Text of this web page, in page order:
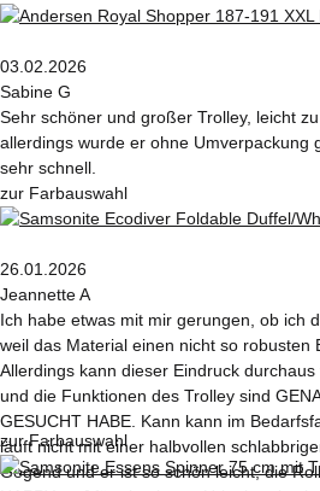
03.02.2026
Sabine G
Sehr schöner und großer Trolley, leicht
allerdings wurde er ohne Umverpackung
sehr schnell.
zur Farbauswahl
26.01.2026
Jeannette A
Ich habe etwas mit mir gerungen, ob ich
weil das Material einen nicht so robusten
Allerdings kann dieser Eindruck
und die Funktionen des Trolley sind
GESUCHT HABE. Kann kann im
läuft nicht mit einer halbvollen
Gegend und er ist so schön leicht, die
zur Farbauswahl